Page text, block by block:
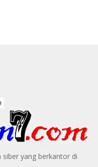
yang berkantor di